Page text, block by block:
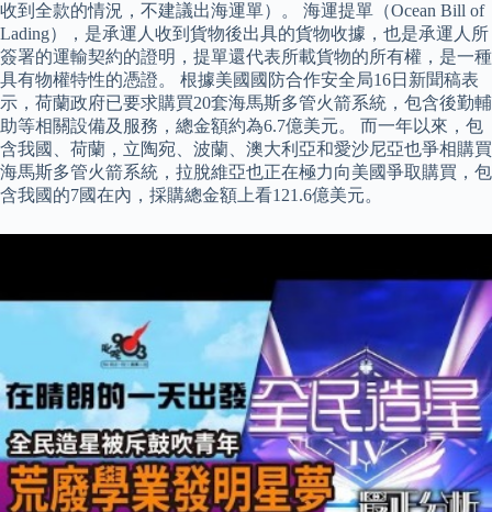
收到全款的情況，不建議出海運單）。 海運提單（Ocean Bill of
Lading），是承運人收到貨物後出具的貨物收據，也是承運人所
簽署的運輸契約的證明，提單還代表所載貨物的所有權，是一種
具有物權特性的憑證。 根據美國國防合作安全局16日新聞稿表
示，荷蘭政府已要求購買20套海馬斯多管火箭系統，包含後勤輔
助等相關設備及服務，總金額約為6.7億美元。 而一年以來，包
含我國、荷蘭，立陶宛、波蘭、澳大利亞和愛沙尼亞也爭相購買
海馬斯多管火箭系統，拉脫維亞也正在極力向美國爭取購買，包
含我國的7國在內，採購總金額上看121.6億美元。